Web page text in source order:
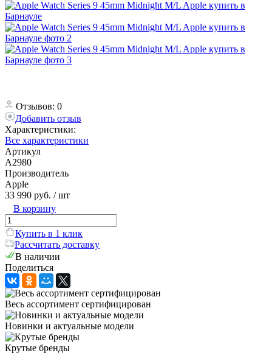
Отзывов: 0
Добавить отзыв
Характеристики:
Все характеристики
Артикул
A2980
Производитель
Apple
33 990 руб. / шт
В корзину
Купить в 1 клик
Рассчитать доставку
В наличии
Поделиться
Весь ассортимент сертифицирован
Новинки и актуальные модели
Крутые бренды